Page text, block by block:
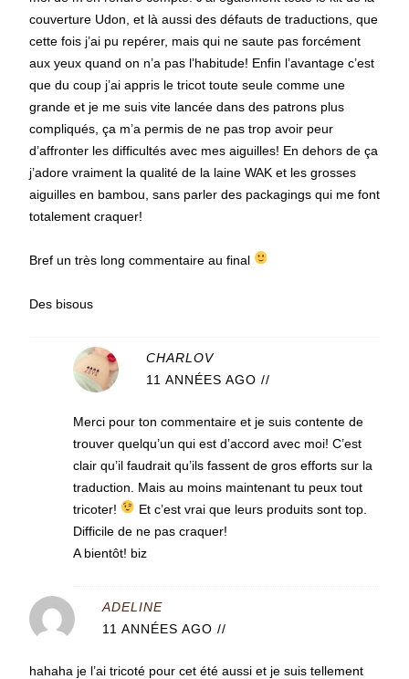
couverture Udon, et là aussi des défauts de traductions, que
cette fois j’ai pu repérer, mais qui ne saute pas forcément
aux yeux quand on n’a pas l’habitude! Enfin l’avantage c’est
que du coup j’ai appris le tricot toute seule comme une
grande et je me suis vite lancée dans des patrons plus
compliqués, ça m’a permis de ne pas trop avoir peur
d’affronter les difficultés avec mes aiguilles! En dehors de ça
j’adore vraiment la qualité de la laine WAK et les grosses
aiguilles en bambou, sans parler des packagings qui me font
totalement craquer!
Bref un très long commentaire au final
Des bisous
CHARLOV
11 ANNÉES AGO //
Merci pour ton commentaire et je suis contente de
trouver quelqu’un qui est d’accord avec moi! C’est
clair qu’il faudrait qu’ils fassent de gros efforts sur la
traduction. Mais au moins maintenant tu peux tout
tricoter!
Et c’est vrai que leurs produits sont top.
Difficile de ne pas craquer!
A bientôt! biz
ADELINE
11 ANNÉES AGO //
hahaha je l’ai tricoté pour cet été aussi et je suis tellement